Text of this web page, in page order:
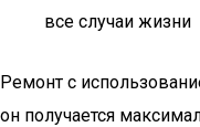
все случаи жизни
Ремонт с
он получается